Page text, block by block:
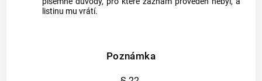
listinu mu vrátí.
Poznámka